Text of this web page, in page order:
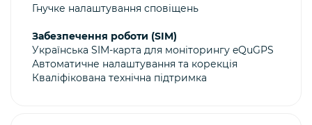
Гнучке налаштування сповіщень
Забезпечення роботи (SIM)
Українська SIM-карта для моніторингу eQuGPS
Автоматичне налаштування та корекція
Кваліфікована технічна підтримка